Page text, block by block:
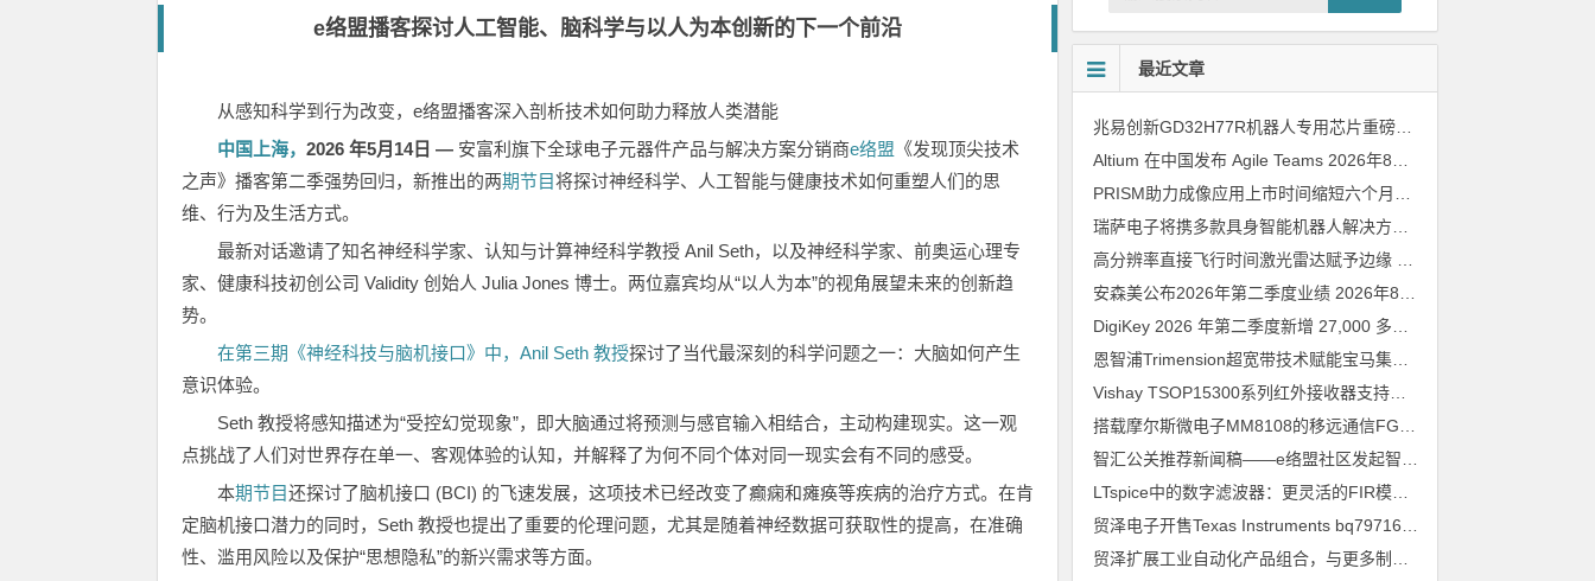
e络盟播客探讨人工智能、脑科学与以人为本创新的下一个前沿
从感知科学到行为改变，e络盟播客深入剖析技术如何助力释放人类潜能
中国上海， 2026 年5月 14日 — 安富利旗下全球电子元器件产品与解决方案分销商e络盟 《发现顶尖技术
之声》播客第二季强势回归，新推出的两期节目将探讨神经科学、人工智能与健康技术如何重塑人们的思
维、行为及生活方式。
最新对话邀请了知名神经科学家、认知与计算神经科学教授 Anil Seth，以及神经科学家、前奥运心理专
家、健康科技初创公司 Validity 创始人 Julia Jones 博士。两位嘉宾均从“以人为本”的视角展望未来的创新趋
势。
在第三期《神经科技与脑机接口》中，Anil Seth 教授探讨了当代最深刻的科学问题之一：大脑如何产生
意识体验。
Seth 教授将感知描述为“受控幻觉现象”，即大脑通过将预测与感官输入相结合，主动构建现实。这一观
点挑战了人们对世界存在单一、客观体验的认知，并解释了为何不同个体对同一现实会有不同的感受。
本期节目还探讨了脑机接口 (BCI) 的飞速发展，这项技术已经改变了癫痫和瘫痪等疾病的治疗方式。在肯
定脑机接口潜力的同时，Seth 教授也提出了重要的伦理问题，尤其是随着神经数据可获取性的提高，在准确
性、滥用风险以及保护“思想隐私”的新兴需求等方面。
最近文章
兆易创新GD32H77R机器人专用芯片重磅亮相，精准赋能伺服驱动与关节控制
Altium 在中国发布 Agile Teams 2026年8月6日
安森美公布2026年第二季度业绩 2026年8月6日
恩智浦Trimension超宽带技术赋能宝马集团Digital Key Plus及生命体存在检测功能
Vishay TSOP15300系列红外接收器支持所有主流遥控代码
LTspice中的数字滤波器：更灵活的FIR模型